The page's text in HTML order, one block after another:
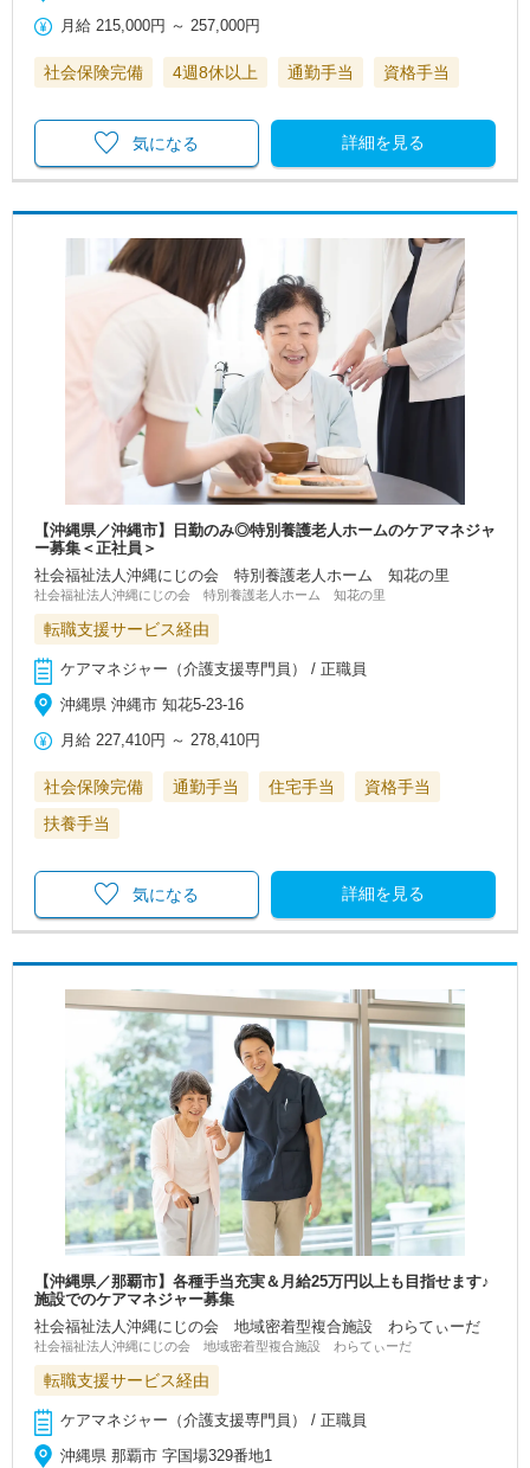
月給 215,000円 ～ 257,000円
社会保険完備 4週8休以上 通勤手当 資格手当
詳細を見る
気になる
【沖縄県／沖縄市】日勤のみ◎特別養護老人ホームのケアマネジャ
ー募集＜正社員＞
社会福祉法人沖縄にじの会 特別養護老人ホーム 知花の里
社会福祉法人沖縄にじの会 特別養護老人ホーム 知花の里
転職支援サービス経由
ケアマネジャー（介護支援専門員） / 正職員
沖縄県 沖縄市 知花5-23-16
月給 227,410円 ～ 278,410円
社会保険完備 通勤手当 住宅手当
資格手当
扶養手当
詳細を見る
気になる
【沖縄県／那覇市】各種手当充実＆月給25万円以上も目指せます♪
施設でのケアマネジャー募集
社会福祉法人沖縄にじの会 地域密着型複合施設 わらてぃーだ
社会福祉法人沖縄にじの会 地域密着型複合施設 わらてぃーだ
転職支援サービス経由
ケアマネジャー（介護支援専門員） / 正職員
沖縄県 那覇市 字国場329番地1